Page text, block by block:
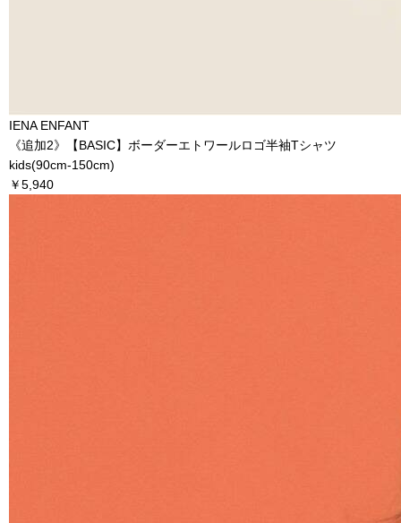
IENA ENFANT
《追加2》【BASIC】ボーダーエトワールロゴ半袖Tシャツ
kids(90cm-150cm)
￥5,940